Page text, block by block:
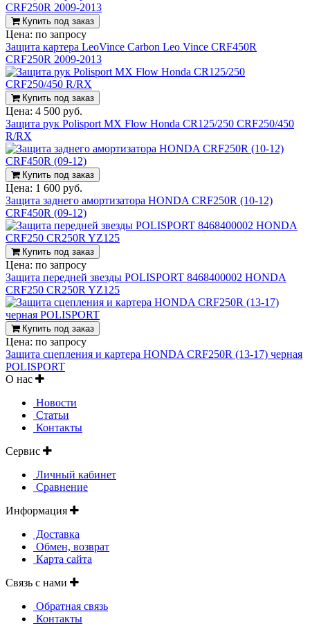
Купить под заказ
Цена: по запросу
Защита картера LeoVince Carbon Leo Vince CRF450R
CRF250R 2009-2013
Купить под заказ
Цена: 4 500 руб.
Защита рук Polisport MX Flow Honda CR125/250 CRF250/450
R/RX
Купить под заказ
Цена: 1 600 руб.
Защита заднего амортизатора HONDA CRF250R (10-12)
CRF450R (09-12)
Купить под заказ
Цена: по запросу
Защита передней звезды POLISPORT 8468400002 HONDA
CRF250 CR250R YZ125
Купить под заказ
Цена: по запросу
Защита сцепления и картера HONDA CRF250R (13-17) черная
POLISPORT
О нас
Новости
Статьи
Контакты
Сервис
Личный кабинет
Сравнение
Информация
Доставка
Обмен, возврат
Карта сайта
Связь с нами
Обратная связь
Контакты